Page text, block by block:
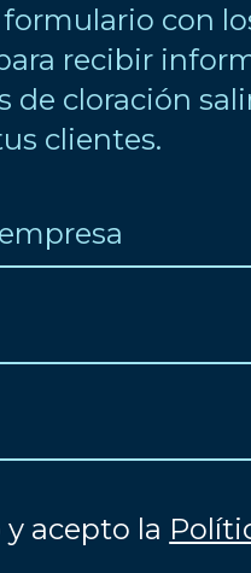
formulario con
recibir
de cloración
clientes.
y acepto la